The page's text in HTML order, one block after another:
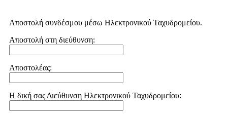
Αποστολή συνδέσμου μέσω Ηλεκτρονικού Ταχυδρομείου.
Αποστολή στη διεύθυνση:
Αποστολέας:
Η δική σας Διεύθυνση Ηλεκτρονικού Ταχυδρομείου: